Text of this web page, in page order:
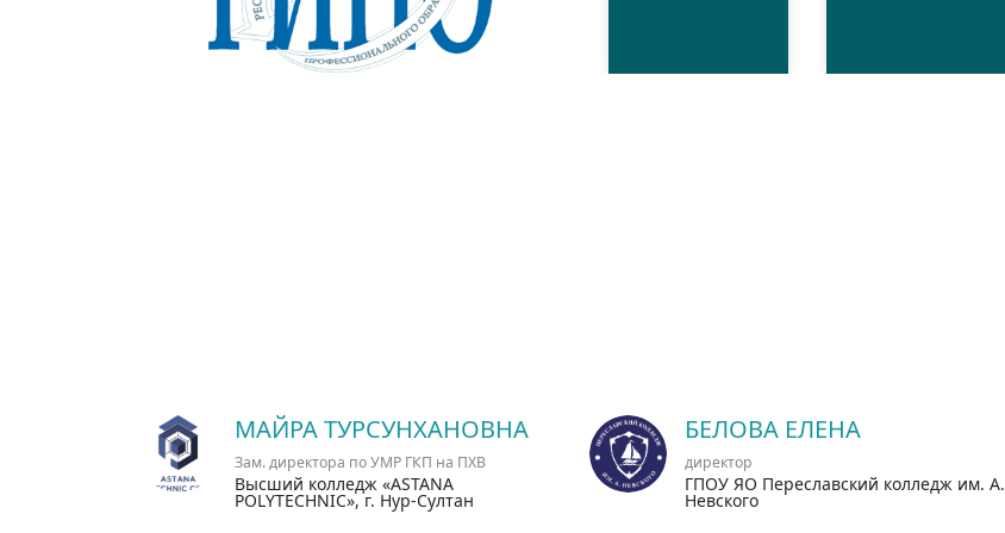
МАЙРА ТУРСУНХАНОВНА
Зам. директора по УМР ГКП на ПХВ
Высший колледж «ASTANA
POLYTECHNIC», г. Нур-Султан
БЕЛОВА ЕЛЕНА
директор
ГПОУ ЯО Переславский колледж им. А.
Невского